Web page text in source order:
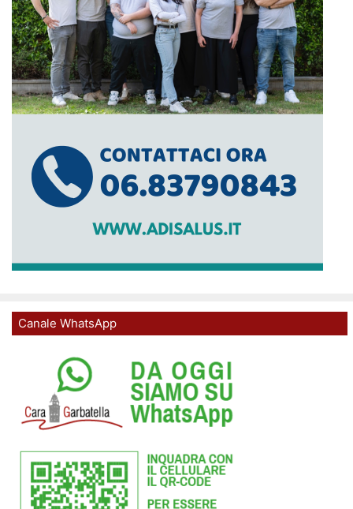
Canale WhatsApp